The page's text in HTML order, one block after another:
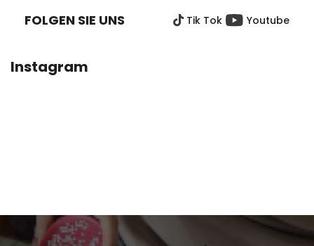
FOLGEN SIE UNS Tik Tok Youtube
Instagram